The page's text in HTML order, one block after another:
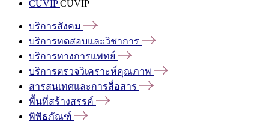
CUVIPCUVIP
บริการสังคม
บริการทดสอบและวิชาการ
บริการทางการแพทย์
บริการตรวจวิเคราะห์คุณภาพ
สารสนเทศและการสื่อสาร
พื้นที่สร้างสรรค์
พิพิธภัณฑ์